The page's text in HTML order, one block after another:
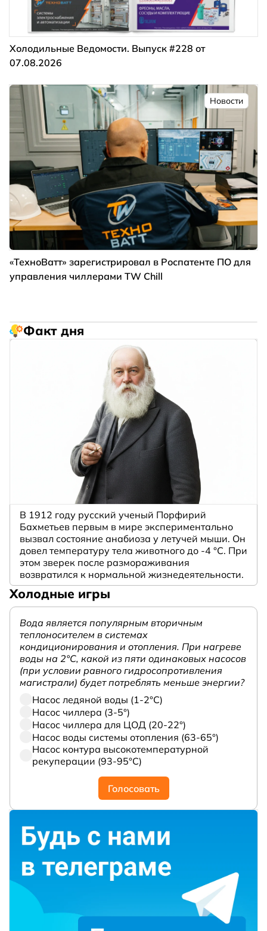
Холодильные Ведомости. Выпуск #228 от
07.08.2026
Новости
«ТехноВатт» зарегистрировал в Роспатенте ПО для
управления чиллерами TW Chill
Факт дня
В 1912 году русский ученый Порфирий
Бахметьев первым в мире экспериментально
вызвал состояние анабиоза у летучей мыши. Он
довел температуру тела животного до -4 °C. При
этом зверек после размораживания
возвратился к нормальной жизнедеятельности.
Холодные игры
Вода является популярным вторичным
теплоносителем в системах
кондиционирования и отопления. При нагреве
воды на 2°С, какой из пяти одинаковых насосов
(при условии равного гидросопротивления
магистрали) будет потреблять меньше энергии?
Насос ледяной воды (1-2°С)
Насос чиллера (3-5°)
Насос чиллера для ЦОД (20-22°)
Насос воды системы отопления (63-65°)
Насос контура высокотемпературной
рекуперации (93-95°С)
Голосовать